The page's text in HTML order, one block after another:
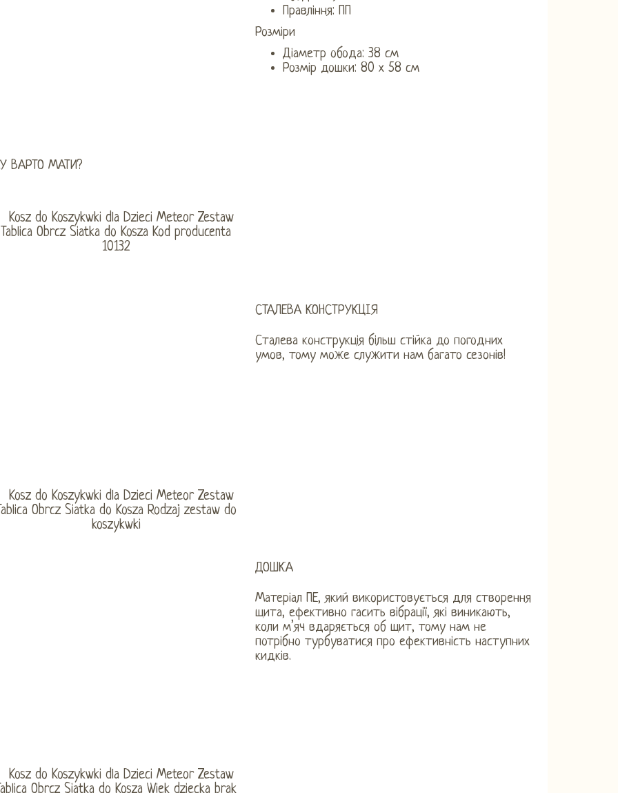
Правління: ПП
Розміри
Діаметр обода: 38 см
Розмір дошки: 80 х 58 см
ВАРТО МАТИ?
СТАЛЕВА КОНСТРУКЦІЯ
Сталева конструкція більш стійка до погодних
умов, тому може служити нам багато сезонів!
ДОШКА
Матеріал ПЕ, який використовується для створення
щита, ефективно гасить вібрації, які виникають,
коли м’яч вдаряється об щит, тому нам не
потрібно турбуватися про ефективність наступних
кидків.